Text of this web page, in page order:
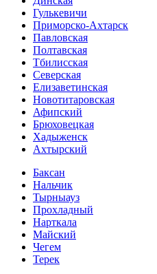
Гулькевичи
Приморско-Ахтарск
Павловская
Полтавская
Тбилисская
Северская
Елизаветинская
Новотитаровская
Афипский
Брюховецкая
Хадыженск
Ахтырский
Баксан
Нальчик
Тырныауз
Прохладный
Нарткала
Майский
Чегем
Терек